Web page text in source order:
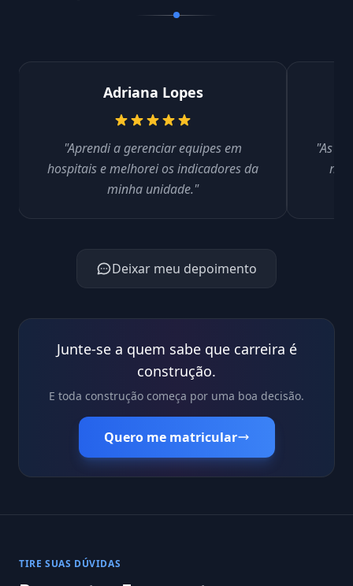
Adriana Lopes
"Aprendi a gerenciar equipes em
hospitais e melhorei os indicadores da
minha unidade."
"As
me
Deixar meu depoimento
Junte-se a quem sabe que carreira é
construção.
E toda construção começa por uma boa decisão.
Quero me matricular
TIRE SUAS DÚVIDAS